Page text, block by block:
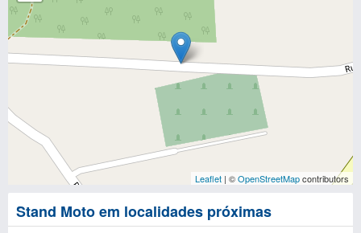
Leaflet | ©OpenStreetMapcontributors
Stand Moto em localidades próximas